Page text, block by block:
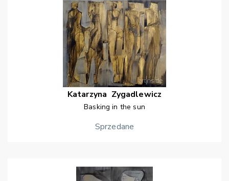
Katarzyna Zygadlewicz
Basking in the sun
Sprzedane